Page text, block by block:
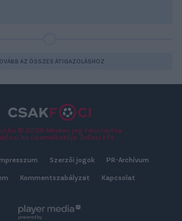
AZ ÖSSZES ÁTIGAZOLÁSHOZ
© 2026 Minden jog fenntartva.
üzemeltetője: DrFoci Kft.
Szerzői jogok PR-Archívum
Kommentszabályzat Kapcsolat
powered by